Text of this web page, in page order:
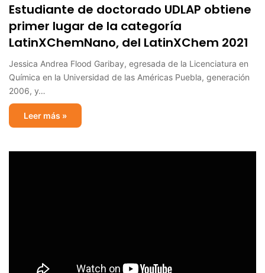
Estudiante de doctorado UDLAP obtiene
primer lugar de la categoría
LatinXChemNano, del LatinXChem 2021
Jessica Andrea Flood Garibay, egresada de la Licenciatura en
Química en la Universidad de las Américas Puebla, generación
2006, y…
Leer más »